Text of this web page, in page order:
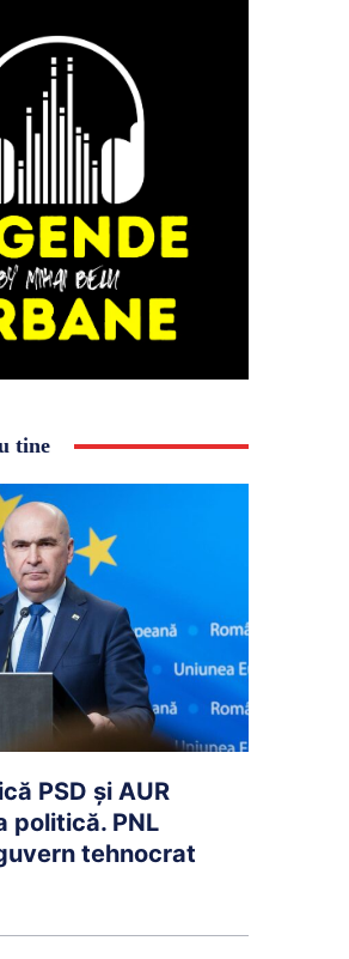
tine
PSD și AUR
politică. PNL
tehnocrat